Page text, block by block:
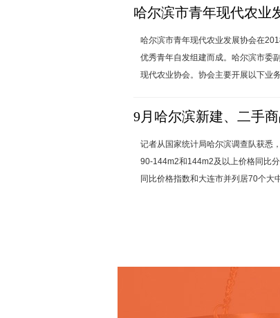
哈尔滨市青年现代农业
哈尔滨市青年现代农业发展协会在
优秀青年自发组建而成。哈尔滨市委
现代农业协会。协会主要开展以下业
9月哈尔滨新建、二手
记者从国家统计局哈尔滨调查队获悉
90-144m2和144m2及以上价格同比
同比价格指数和大连市并列居70个大